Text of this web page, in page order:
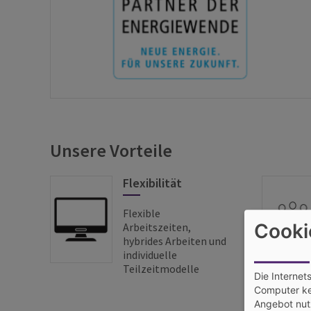
Unsere Vorteile
Flexibilität
Flexible
Arbeitszeiten,
hybrides Arbeiten und
individuelle
Teilzeitmodelle
Die
Computer
Angebot